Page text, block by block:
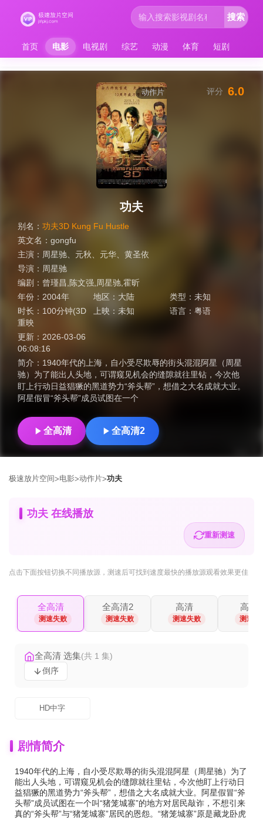
首页 电影 电视剧 综艺 动漫 体育 短剧
搜索
动作片
功夫
别名： 功夫3D Kung Fu Hustle
英文名： gongfu
主演： 周星驰 元秋 元华
黄圣依
导演： 周星驰
编剧： 曾瑾昌,陈文强,周星驰,霍昕
年份： 2004年 地区： 大陆 类型： 未知
时长： 100分钟(3D
重映
上映：未知 语言： 粤语
更新： 2026-03-06
06:08:16
简介： 1940年代的上海，自小受尽欺辱的街头混混阿星（周星
驰）为了能出人头地，可谓窥见机会的缝隙就往里钻，今次他
盯上行动日益猖獗的黑道势力“斧头帮”，想借之大名成就大业。
阿星假冒“斧头帮”成员试图在一个
评分 6.0
全高清 全高清2
极速放片空间>电影>动作片>功夫
功夫 在线播放
重新测速
点击下面按钮切换不同播放源 ，测速后可找到速度最快的播放源观看效果更佳
全高清
测速失败
全高清2
测速失败
高清
测速失败
高清2
测速失
全高清 选集(共 1 集)
倒序
HD中字
剧情简介
1940年代的上海，自小受尽欺辱的街头混混阿星（周星驰）为了
能出人头地，可谓窥见机会的缝隙就往里钻，今次他盯上行动日
益猖獗的黑道势力“斧头帮”，想借之大名成就大业。阿星假冒“斧
头帮”成员试图在一个叫“猪笼城寨”的地方对居民敲诈，不想引来
真的“斧头帮”与“猪笼城寨”居民的恩怨。“猪笼城寨”原是藏龙卧虎